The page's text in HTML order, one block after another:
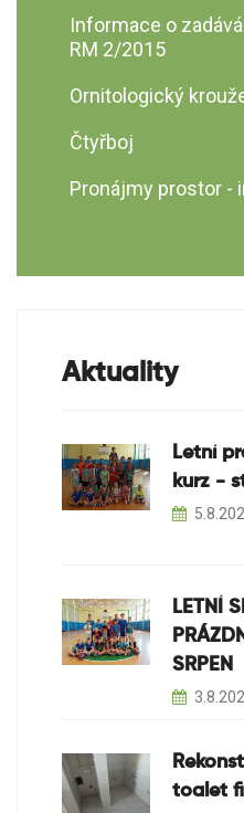
Informace o
RM 2/2015
Ornitologický
Čtyřboj
Pronájmy prostor -
Aktuality
Letní
kurz -
LETNÍ
SRPEN
toalet